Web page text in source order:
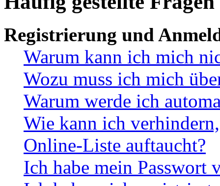
Registrierung und
Warum kann ich mich
Wozu muss ich mich
Warum werde ich
Wie kann ich
Online-Liste auftaucht?
Ich habe mein Passwort